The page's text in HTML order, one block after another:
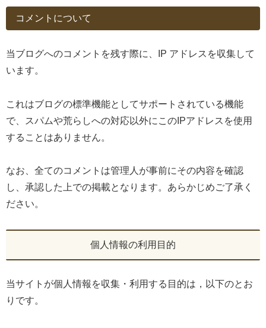
コメントについて
当ブログへのコメントを残す際に、IP アドレスを収集して
います。
これはブログの標準機能としてサポートされている機能
で、スパムや荒らしへの対応以外にこのIPアドレスを使用
することはありません。
なお、全てのコメントは管理人が事前にその内容を確認
し、承認した上での掲載となります。あらかじめご了承く
ださい。
個人情報の利用目的
当サイトが個人情報を収集・利用する目的は，以下のとお
りです。